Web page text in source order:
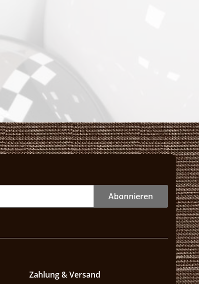
Abonnieren
Zahlung & Versand